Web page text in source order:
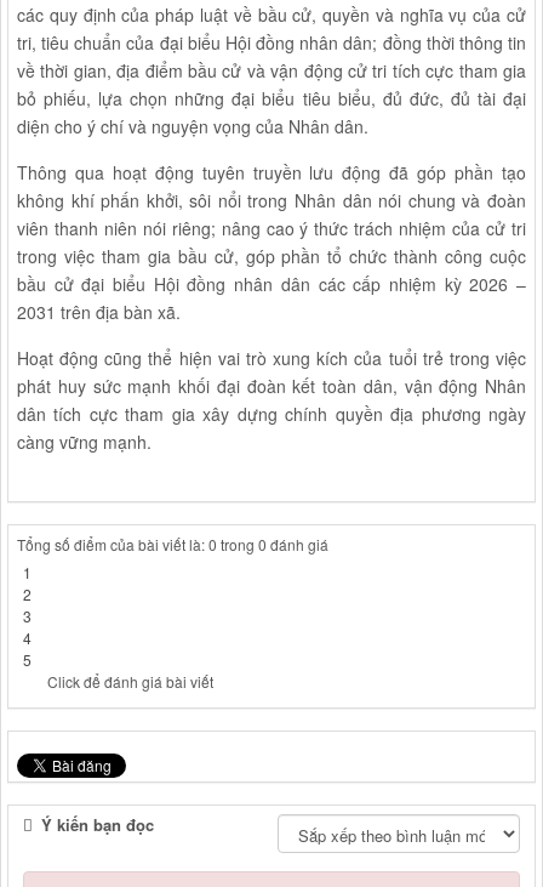
các quy định của pháp luật về bầu cử, quyền và nghĩa vụ của cử
tri, tiêu chuẩn của đại biểu Hội đồng nhân dân; đồng thời thông tin
về thời gian, địa điểm bầu cử và vận động cử tri tích cực tham gia
bỏ phiếu, lựa chọn những đại biểu tiêu biểu, đủ đức, đủ tài đại
diện cho ý chí và nguyện vọng của Nhân dân.
Thông qua hoạt động tuyên truyền lưu động đã góp phần tạo
không khí phấn khởi, sôi nổi trong Nhân dân nói chung và đoàn
viên thanh niên nói riêng; nâng cao ý thức trách nhiệm của cử tri
trong việc tham gia bầu cử, góp phần tổ chức thành công cuộc
bầu cử đại biểu Hội đồng nhân dân các cấp nhiệm kỳ 2026 –
2031 trên địa bàn xã.
Hoạt động cũng thể hiện vai trò xung kích của tuổi trẻ trong việc
phát huy sức mạnh khối đại đoàn kết toàn dân, vận động Nhân
dân tích cực tham gia xây dựng chính quyền địa phương ngày
càng vững mạnh.
Tổng số điểm của bài viết là: 0 trong 0 đánh giá
1
2
3
4
5
Click để đánh giá bài viết
Ý kiến bạn đọc